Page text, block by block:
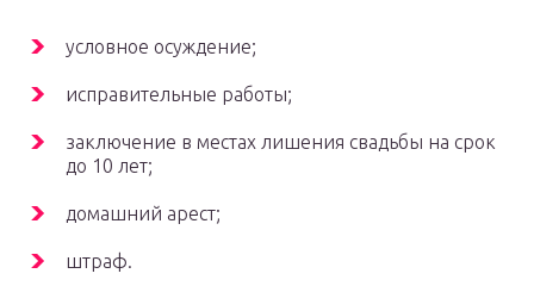
условное осуждение;
исправительные работы;
заключение в местах лишения свадьбы на срок
до 10 лет;
домашний арест;
штраф.